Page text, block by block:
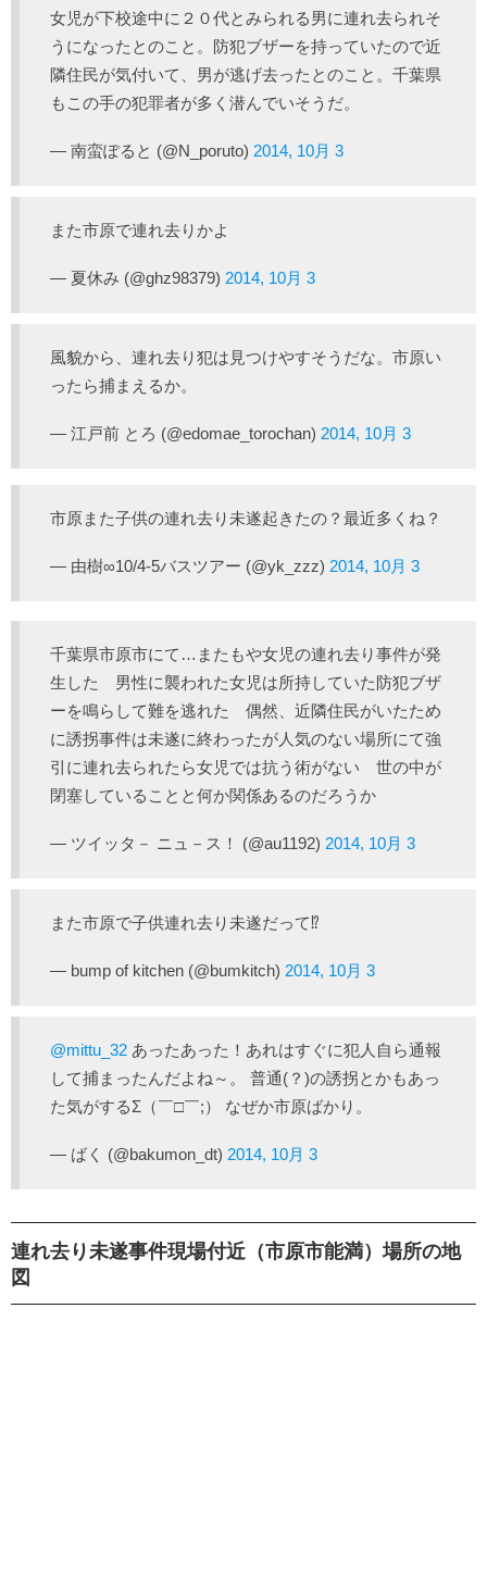
女児が下校途中に２０代とみられる男に連れ去られそ
うになったとのこと。防犯ブザーを持っていたので近
隣住民が気付いて、男が逃げ去ったとのこと。千葉県
もこの手の犯罪者が多く潜んでいそうだ。
— 南蛮ぽると (@N_poruto) 2014, 10月 3
また市原で連れ去りかよ
— 夏休み (@ghz98379) 2014, 10月 3
風貌から、連れ去り犯は見つけやすそうだな。市原い
ったら捕まえるか。
— 江戸前 とろ (@edomae_torochan) 2014, 10月 3
市原また子供の連れ去り未遂起きたの？最近多くね？
— 由樹∞10/4-5バスツアー (@yk_zzz) 2014, 10月 3
千葉県市原市にて…またもや女児の連れ去り事件が発
生した 男性に襲われた女児は所持していた防犯ブザ
ーを鳴らして難を逃れた 偶然、近隣住民がいたため
に誘拐事件は未遂に終わったが人気のない場所にて強
引に連れ去られたら女児では抗う術がない 世の中が
閉塞していることと何か関係あるのだろうか
— ツイッタ－ ニュ－ス！ (@au1192) 2014, 10月 3
また市原で子供連れ去り未遂だって⁉︎
— bump of kitchen (@bumkitch) 2014, 10月 3
@mittu_32 あったあった！あれはすぐに犯人自ら通報
して捕まったんだよね～。 普通(？)の誘拐とかもあっ
た気がするΣ（￣□￣;） なぜか市原ばかり。
— ばく (@bakumon_dt) 2014, 10月 3
連れ去り未遂事件現場付近（市原市能満）場所の地
図